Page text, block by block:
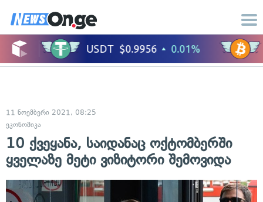
11 ნოემბერი 2021, 08:25
ეკონომიკა
10 ქვეყანა, საიდანაც ოქტომბერში
ყველაზე მეტი ვიზიტორი შემოვიდა